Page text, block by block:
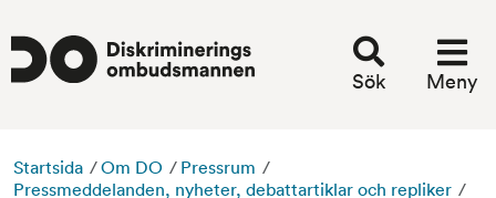
Sök Meny
Startsida /Om DO / Pressrum /
Pressmeddelanden, nyheter, debattartiklar och repliker /